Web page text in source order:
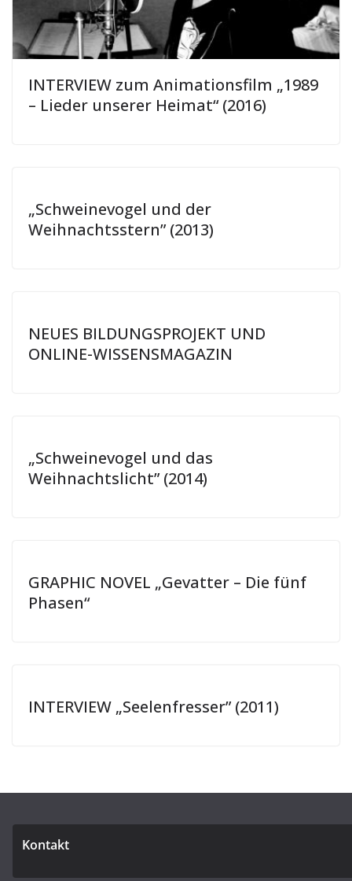
INTERVIEW zum Animationsfilm „1989
– Lieder unserer Heimat“ (2016)
„Schweinevogel und der
Weihnachtsstern” (2013)
NEUES BILDUNGSPROJEKT UND
ONLINE-WISSENSMAGAZIN
„Schweinevogel und das
Weihnachtslicht” (2014)
GRAPHIC NOVEL „Gevatter – Die fünf
Phasen“
INTERVIEW „Seelenfresser” (2011)
Kontakt